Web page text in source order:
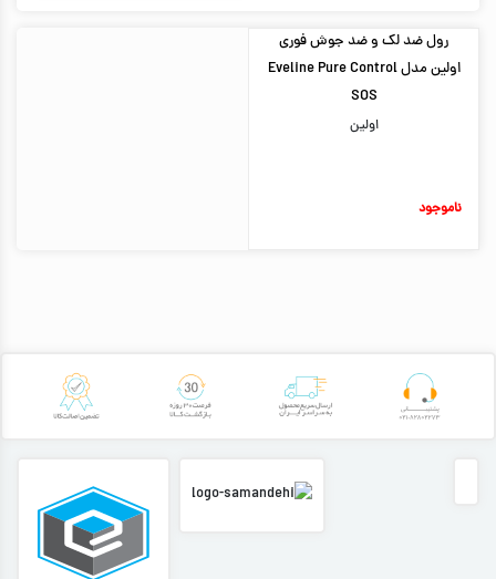
رول ضد لک و ضد جوش فوری
اولین مدل Eveline Pure Control
SOS
اولین
ناموجود